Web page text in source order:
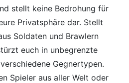
stellt keine Bedrohung für
Privatsphäre dar. Stellt
Soldaten und Brawlern
euch in unbegrenzte
Gegnertypen.
Spieler aus aller Welt oder